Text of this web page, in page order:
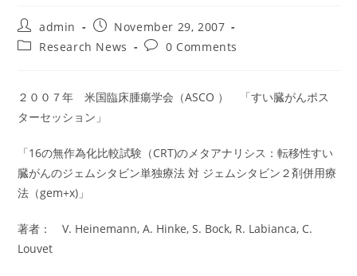
Post
author:
admin
Post
published:
November 29, 2007
PostResearch News
Post0 Comments
２００７年 米国臨床腫瘍学会（ASCO ） 「すい臓がんポス
ターセッション」
「16の無作為化比較試験（CRT)のメタアナリシス：転移性すい
臓がんのジェムシタビン単独療法 対 ジェムシタビン２剤併用療
法（gem+x)」
著者： V. Heinemann, A. Hinke, S. Bock, R. Labianca, C.
Louvet